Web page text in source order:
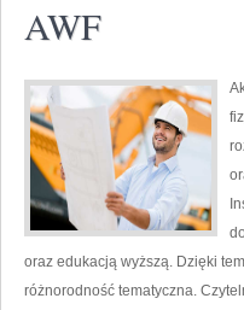
AWF
oraz edukacją wyższą. Dzięki
różnorodność tematyczna.